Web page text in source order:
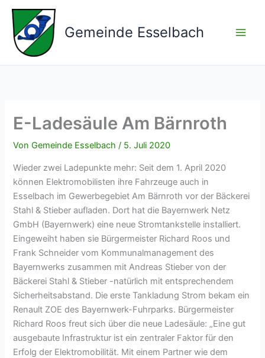
Zum
Inhalt
springen
Gemeinde Esselbach
E-Ladesäule Am Bärnroth
VonGemeinde Esselbach/ 5. Juli 2020
Wieder zwei Ladepunkte mehr: Seit dem 1. April 2020
können Elektromobilisten ihre Fahrzeuge auch in
Esselbach im Gewerbegebiet Am Bärnroth vor der Bäckerei
Stahl & Stieber aufladen. Dort hat die Bayernwerk Netz
GmbH (Bayernwerk) eine neue Stromtankstelle installiert.
Eingeweiht haben sie Bürgermeister Richard Roos und
Frank Schneider vom Kommunalmanagement des
Bayernwerks zusammen mit Andreas Stieber von der
Bäckerei Stahl & Stieber -natürlich mit entsprechendem
Sicherheitsabstand. Die erste Tankladung Strom bekam ein
Renault ZOE des Bayernwerk-Fuhrparks. Bürgermeister
Richard Roos freut sich über die neue Ladesäule: „Eine gut
ausgebaute Infrastruktur ist ein zentraler Faktor für den
Erfolg der Elektromobilität. Mit einem Partner wie dem